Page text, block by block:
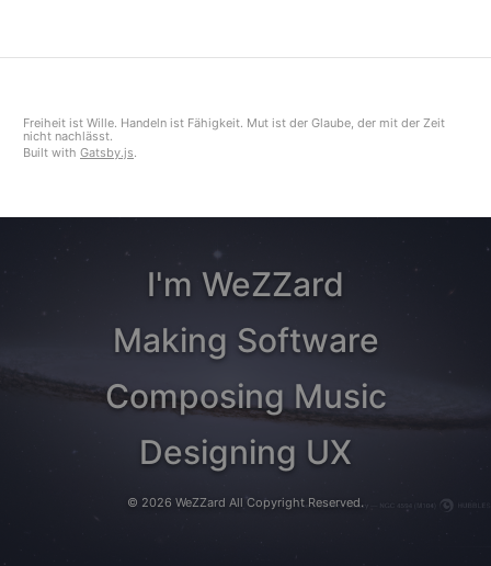
Freiheit ist Wille. Handeln ist Fähigkeit. Mut ist der Glaube, der mit der Zeit
nicht nachlässt.
Built with Gatsby.js.
I'm WeZZard
Making Software
Composing Music
Designing UX
© 2026 WeZZard All Copyright Reserved.